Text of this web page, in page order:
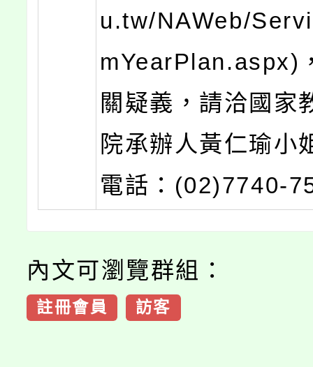
u.tw/NAWeb/
mYearPlan.aspx)
關疑義，請洽國家
院承辦人黃仁瑜小
電話：(02)7740-
內文可瀏覽群組：
註冊會員 訪客